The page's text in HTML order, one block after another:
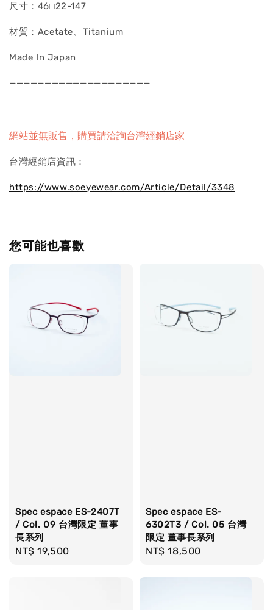
尺寸：46□22-147
材質：Acetate、Titanium
Made In Japan
————————————————————
網站並無販售，購買請洽詢台灣經銷店家
台灣經銷店資訊：
https://www.soeyewear.com/Article/Detail/3348
您可能也喜歡
Spec espace ES-2407T
/ Col. 09 台灣限定 董事
長系列
Regular
NT$ 19,500
Spec espace ES-
6302T3 / Col. 05 台灣
限定 董事長系列
Regular
NT$ 18,500